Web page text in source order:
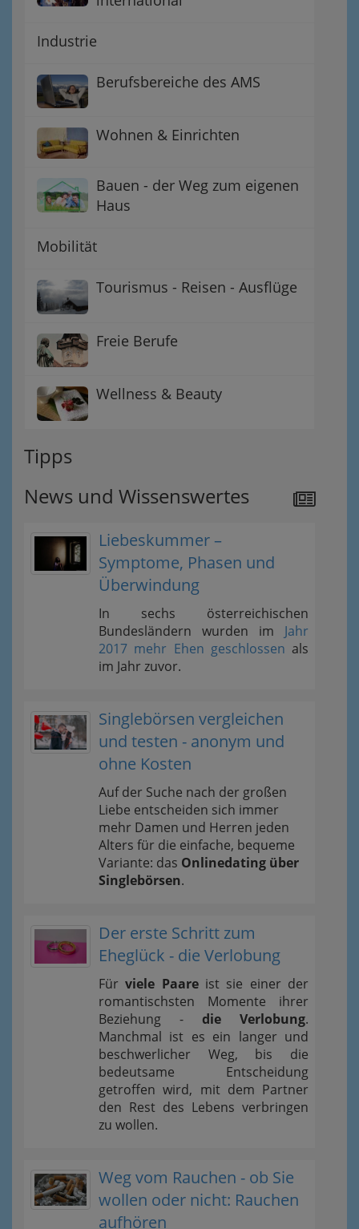
Industrie
Berufsbereiche des AMS
Wohnen & Einrichten
Bauen - der Weg zum eigenen
Haus
Mobilität
Tourismus - Reisen - Ausflüge
Freie Berufe
Wellness & Beauty
Tipps
News und Wissenswertes
Liebeskummer –
Symptome, Phasen und
Überwindung
In sechs österreichischen
Bundesländern wurden im Jahr
2017 mehr Ehen geschlossen als
im Jahr zuvor.
Singlebörsen vergleichen
und testen - anonym und
ohne Kosten
Auf der Suche nach der großen
Liebe entscheiden sich immer
mehr Damen und Herren jeden
Alters für die einfache, bequeme
Variante: das Onlinedating über
Singlebörsen.
Der erste Schritt zum
Eheglück - die Verlobung
Fürviele Paareist sie einer der
romantischsten Momente ihrer
Beziehung - die Verlobung.
Manchmal ist es ein langer und
beschwerlicher Weg, bis die
bedeutsame Entscheidung
getroffen wird, mit dem Partner
den Rest des Lebens verbringen
zu wollen.
Weg vom Rauchen - ob Sie
wollen oder nicht: Rauchen
aufhören